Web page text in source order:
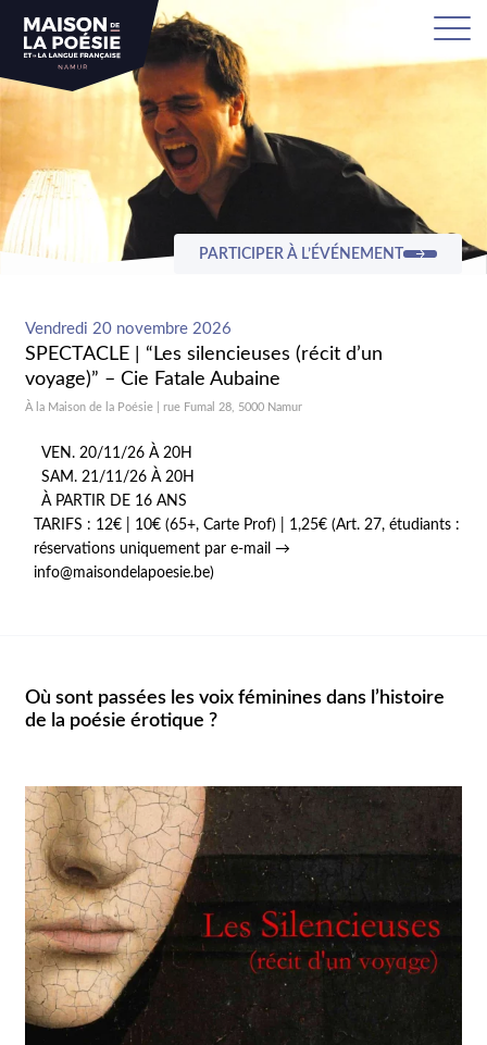
PARTICIPER À L’ÉVÉNEMENT
Vendredi 20 novembre 2026
SPECTACLE | “Les silencieuses (récit d’un
voyage)” – Cie Fatale Aubaine
À la Maison de la Poésie | rue Fumal 28, 5000 Namur
VEN. 20/11/26 À 20H
SAM. 21/11/26 À 20H
À PARTIR DE 16 ANS
TARIFS : 12€ | 10€ (65+, Carte Prof) | 1,25€ (Art. 27, étudiants :
réservations uniquement par e-mail →
info@maisondelapoesie.be)
Où sont passées les voix féminines dans l’histoire
de la poésie érotique ?